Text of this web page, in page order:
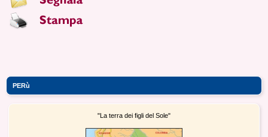
PERù
"La terra dei figli del Sole"